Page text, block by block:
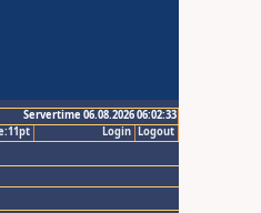
Servertime 06.08.2026 06:02:33
Logout
Login